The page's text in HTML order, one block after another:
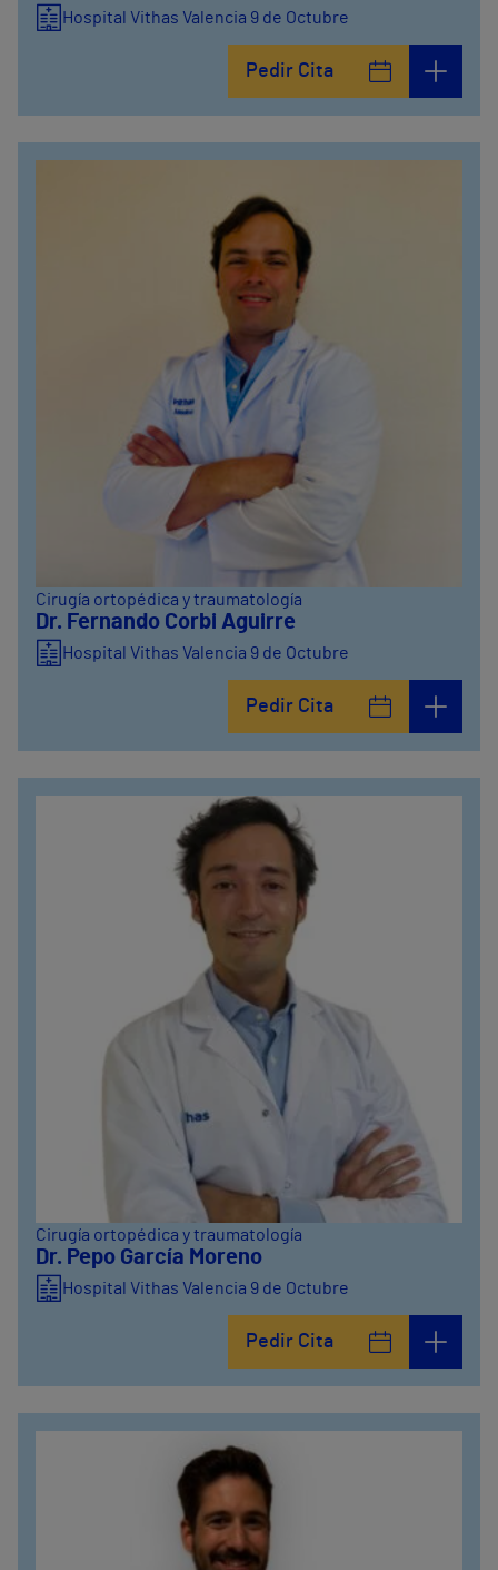
Hospital Vithas Valencia 9 de Octubre
Pedir Cita
Cirugía ortopédica y traumatología
Dr. Fernando Corbi Aguirre
Hospital Vithas Valencia 9 de Octubre
Pedir Cita
Cirugía ortopédica y traumatología
Dr. Pepo García Moreno
Hospital Vithas Valencia 9 de Octubre
Pedir Cita